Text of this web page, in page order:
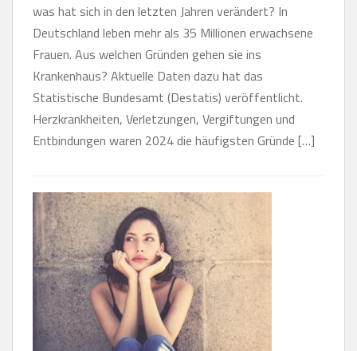
was hat sich in den letzten Jahren verändert? In
Deutschland leben mehr als 35 Millionen erwachsene
Frauen. Aus welchen Gründen gehen sie ins
Krankenhaus? Aktuelle Daten dazu hat das
Statistische Bundesamt (Destatis) veröffentlicht.
Herzkrankheiten, Verletzungen, Vergiftungen und
Entbindungen waren 2024 die häufigsten Gründe […]